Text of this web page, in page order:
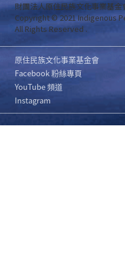
財團法人原住民族文化事業基金
Copyright © 2021 Indigenous
All Rights Reserved .
原住民族文化事業基金會
Facebook 粉絲專頁
YouTube 頻道
Instagram